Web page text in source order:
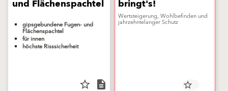
und Flächenspachtel
gipsgebundene Fugen- und
Flächenspachtel
für innen
höchste Risssicherheit
star_border description
bringt's!
Wertsteigerung, Wohlbefinden und
jahrzehntelanger Schutz
star_border